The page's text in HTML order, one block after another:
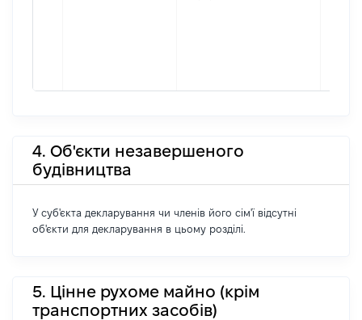
4. Об'єкти незавершеного
будівництва
У суб'єкта декларування чи членів його сім'ї відсутні
об'єкти для декларування в цьому розділі.
5. Цінне рухоме майно (крім
транспортних засобів)